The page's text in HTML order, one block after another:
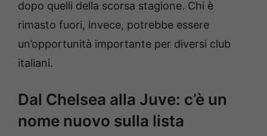
dopo quelli della scorsa stagione. Chi è
rimasto fuori, invece, potrebbe essere
un’opportunità importante per diversi club
italiani.
Dal Chelsea alla Juve: c’è un
nome nuovo sulla lista